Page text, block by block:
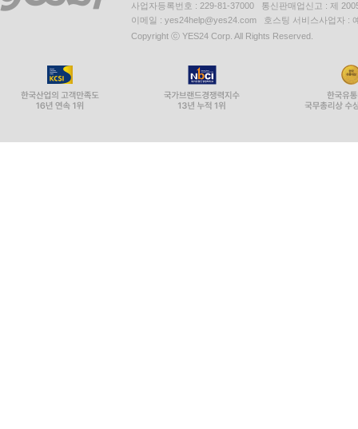
사업자등록번호 : 229-81-37000 통신판매업신고 : 제
이메일 : yes24help@yes24.com 호스팅 서비스사업자 :
Copyright ⓒ YES24 Corp. All Rights Reserved.